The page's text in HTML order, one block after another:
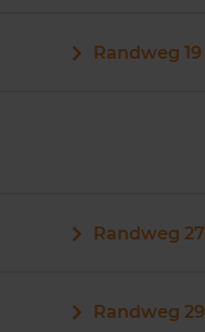
Randweg 19
Randweg 27
Randweg 29